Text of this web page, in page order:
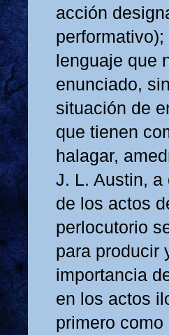
acción
lenguaje que
enunciado,
situación de
que tienen
halagar,
J. L. Austin, a
de los actos
perlocutorio
para producir
importancia
en los actos
primero